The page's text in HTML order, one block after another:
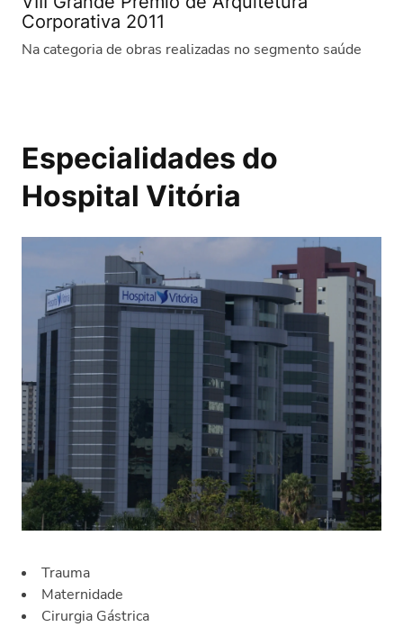
Corporativa 2011
Na categoria de obras realizadas no segmento saúde
Especialidades do
Hospital Vitória
Trauma
Maternidade
Cirurgia Gástrica